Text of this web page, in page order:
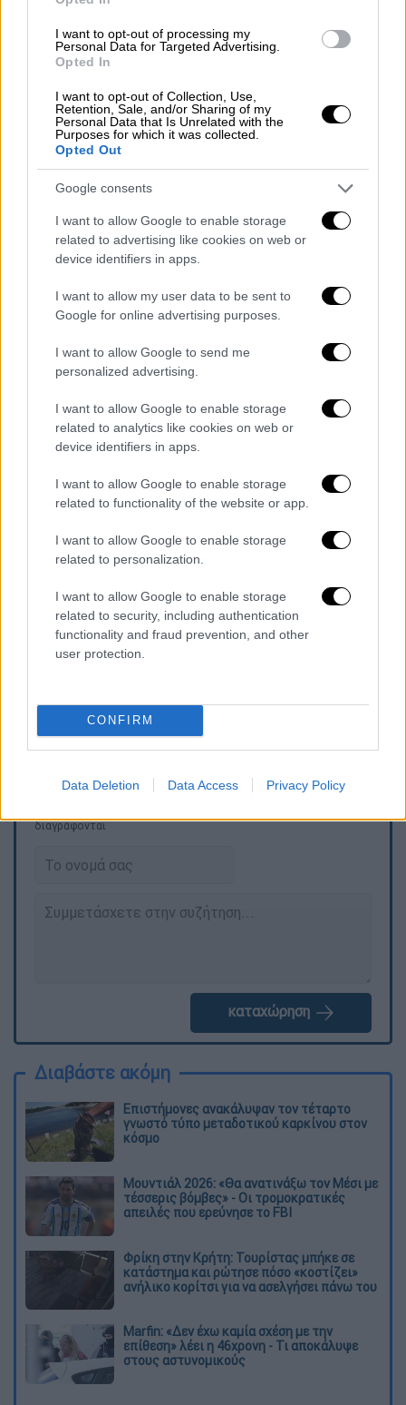
I want to opt-out of processing my
Personal Data for Targeted Advertising.
Opted In
I want to opt-out of Collection, Use,
Retention, Sale, and/or Sharing of my
Personal Data that Is Unrelated with the
Purposes for which it was collected.
Opted Out
Google consents
I want to allow Google to enable storage
related to advertising like cookies on web or
device identifiers in apps.
I want to allow my user data to be sent to
Google for online advertising purposes.
I want to allow Google to send me
personalized advertising.
I want to allow Google to enable storage
related to analytics like cookies on web or
device identifiers in apps.
I want to allow Google to enable storage
related to functionality of the website or app.
I want to allow Google to enable storage
related to personalization.
I want to allow Google to enable storage
related to security, including authentication
functionality and fraud prevention, and other
user protection.
CONFIRM
Data Deletion Data Access Privacy Policy
συμμόρφωσή της με τις δημοσιονομικές
συνθήκες της ΕΕ προσφέρουνπροστασία
από ενδεχόμενο κίνδυνο σοκ στο ισοζύγιο
πληρωμών.
Οι οικονομικές προοπτικές της χώρας είναι
σταθερές, ενισχυμένες από επενδυτικά έργα
και ισχυρή ζήτηση στον τουριστικό τομέα.
Ως εκ τούτου, επιβεβαιώσαμε τις
μακροπρόθεσμες και βραχυπρόθεσμες
αξιολογήσεις μας για την Ελλάδα με βαθμό
«BBB/A-2». Οι προοπτικές είναι σταθερές.
δύο σενάρια εξέλιξης
, ο Οίκος αναφέρει:
Θα μπορούσαμε να
χαμηλώσουμε την
επίδοση της Ελλάδας παρουσιάσει
σημαντική επιδείνωση.
αξιολόγησηςεάν οι εξωτερικές
ανισορροπίες της Ελλάδας βελτιωθούν
ουσιαστικώς και βιώσιμα. Για
παράδειγμα, αυτό θα μπορούσε να
εξάρτησης της οικονομίας από τις
εισαγωγές. Θα μπορούσαμε επίσης να
αναβαθμίσουμε την Ελλάδα εάν
μέρος του οποίου είναι δημόσιο.
διαγράφονται
καταχώρηση
Διαβάστε ακόμη
Επιστήμονες ανακάλυψαν τον τέταρτο
γνωστό τύπο μεταδοτικού καρκίνου στον
κόσμο
Μουντιάλ 2026: «Θα ανατινάξω τον Μέσι με
τέσσερις βόμβες» - Οι τρομοκρατικές
απειλές που ερεύνησε το FBI
Φρίκη στην Κρήτη: Τουρίστας μπήκε σε
κατάστημα και ρώτησε πόσο «κοστίζει»
ανήλικο κορίτσι για να ασελγήσει πάνω του
Marfin: «Δεν έχω καμία σχέση με την
επίθεση» λέει η 46χρονη - Τι αποκάλυψε
στους αστυνομικούς